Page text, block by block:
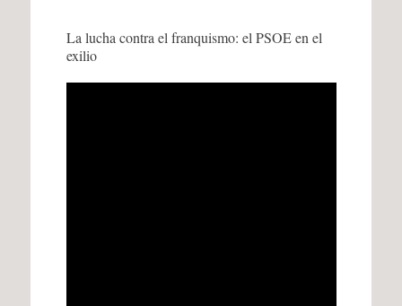
La lucha contra el franquismo: el PSOE en el
exilio